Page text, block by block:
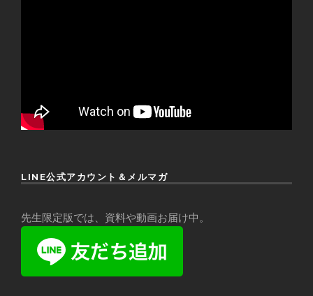
LINE公式アカウント＆メルマガ
先生限定版では、資料や動画お届け中。